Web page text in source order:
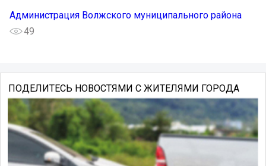
Администрация Волжского муниципального района
49
ПОДЕЛИТЕСЬ НОВОСТЯМИ С ЖИТЕЛЯМИ ГОРОДА